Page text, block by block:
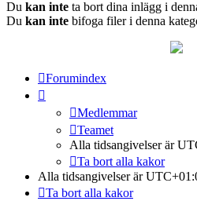
Du kan inte ta bort dina inlägg i
Du kan inte bifoga filer i denna
Forumindex
Medlemmar
Teamet
Alla tidsangivelser är
Ta bort alla kakor
Alla tidsangivelser är
Ta bort alla kakor